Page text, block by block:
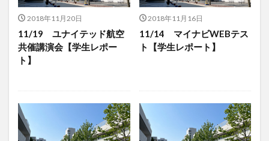
2018年11月20日
11/19 ユナイテッド航空
共催講演会【学生レポー
ト】
2018年11月16日
11/14 マイナビWEBテス
ト【学生レポート】